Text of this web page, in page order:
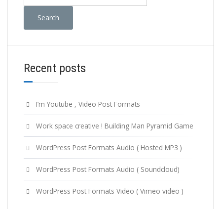
Search
Recent posts
I’m Youtube , Video Post Formats
Work space creative ! Building Man Pyramid Game
WordPress Post Formats Audio ( Hosted MP3 )
WordPress Post Formats Audio ( Soundcloud)
WordPress Post Formats Video ( Vimeo video )